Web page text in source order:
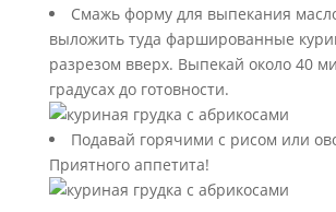
Смажь форму для выпекания
выложить туда фаршированные
разрезом вверх. Выпекай около 40
градусах до готовности.
Подавай горячими с рисом или
Приятного аппетита!